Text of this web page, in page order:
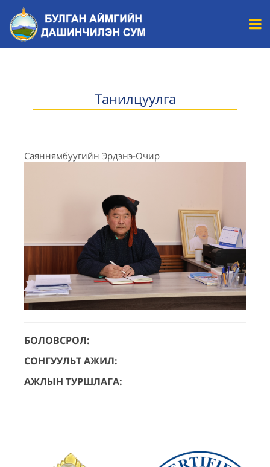
Танилцуулга
Саяннямбуугийн Эрдэнэ-Очир
БОЛОВСРОЛ:
СОНГУУЛЬТ АЖИЛ:
АЖЛЫН ТУРШЛАГА: